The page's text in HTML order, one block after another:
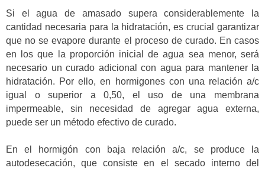
Si el agua de amasado supera considerablemente la
cantidad necesaria para la hidratación, es crucial garantizar
que no se evapore durante el proceso de curado. En casos
en los que la proporción inicial de agua sea menor, será
necesario un curado adicional con agua para mantener la
hidratación. Por ello, en hormigones con una relación a/c
igual o superior a 0,50, el uso de una membrana
impermeable, sin necesidad de agregar agua externa,
puede ser un método efectivo de curado.
En el hormigón con baja relación a/c, se produce la
autodesecación, que consiste en el secado interno del